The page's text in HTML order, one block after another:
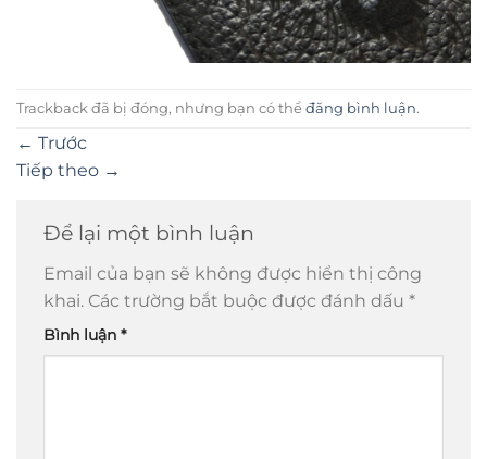
Trackback đã bị đóng, nhưng bạn có thể đăng bình luận.
← Trước
Tiếp theo →
Để lại một bình luận
Email của bạn sẽ không được hiển thị công
khai. Các trường bắt buộc được đánh dấu *
Bình luận *